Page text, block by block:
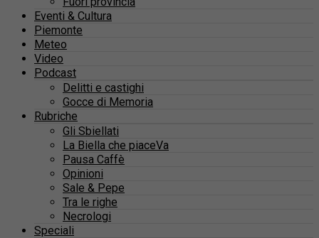
Eventi & Cultura
Piemonte
Meteo
Video
Podcast
Delitti e castighi
Gocce di Memoria
Rubriche
Gli Sbiellati
La Biella che piaceVa
Pausa Caffè
Opinioni
Sale & Pepe
Tra le righe
Necrologi
Speciali